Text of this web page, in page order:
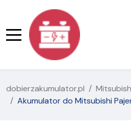
dobierzakumulator.pl
Akumulator do Mitsubishi